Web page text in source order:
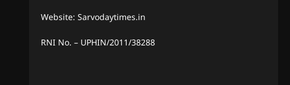
Website: Sarvodaytimes.in
RNI No. – UPHIN/2011/38288